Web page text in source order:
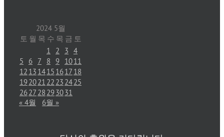
2024 5월
토 월 목 수 목 금 토
1 2 3 4
5
6 7 8 9 1011
12 13 1415 1617 18
192021 22 23 2425
2627 28 293031
« 4월
6월 »